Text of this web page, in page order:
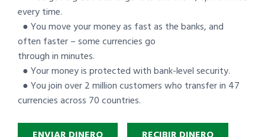
every time.
● You move your money as fast as the banks, and
often faster – some currencies go
through in minutes.
● Your money is protected with bank-level security.
● You join over 2 million customers who transfer in 47
currencies across 70 countries.